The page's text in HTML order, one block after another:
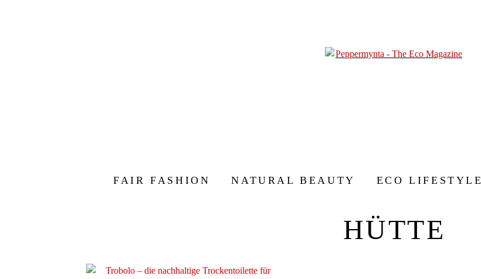
FAIR FASHION NATURAL BEAUTY ECO LIFESTYLE
HÜTTE